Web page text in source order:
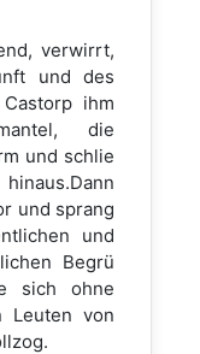
verwirrt,
und des
ihm
die
und schlie
und sprang
und
Begrü
sich ohne
Leuten von